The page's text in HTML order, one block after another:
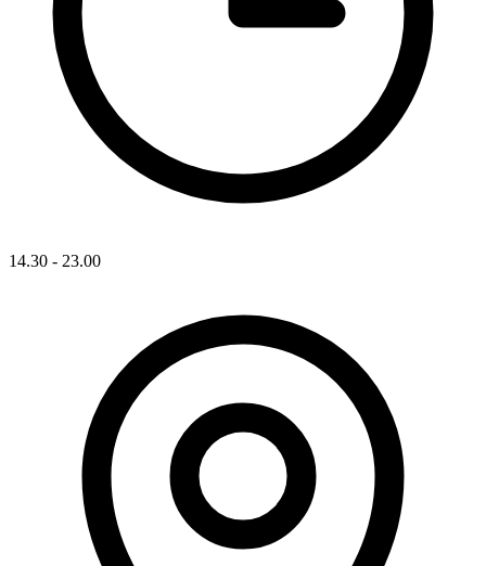
14.30 - 23.00